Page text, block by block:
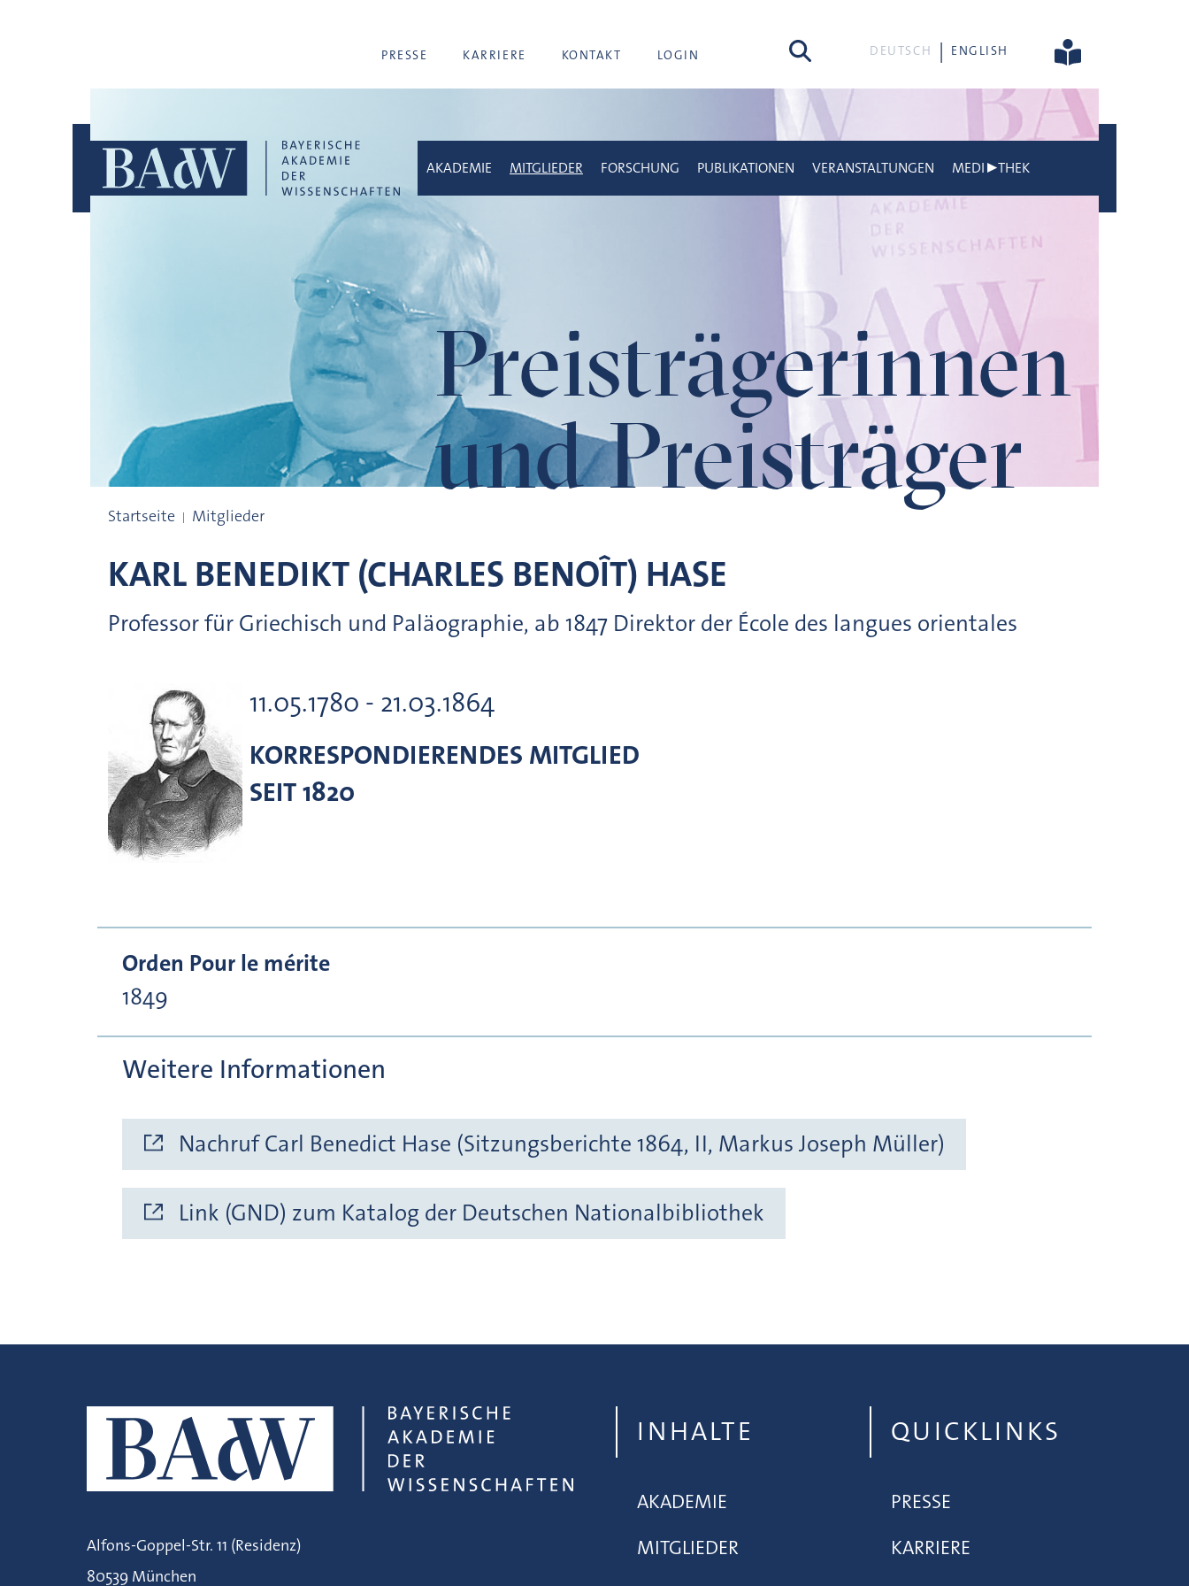
PRESSE KARRIERE KONTAKT LOGIN Suche DEUTSCH ENGLISH
Preisträgerinnen
und Preisträger
AKADEMIE MITGLIEDER FORSCHUNG PUBLIKATIONEN VERANSTALTUNGEN MEDI▶THEK
Startseite Mitglieder
KARL BENEDIKT (CHARLES BENOÎT) HASE
Professor für Griechisch und Paläographie, ab 1847 Direktor der École des langues orientales
11.05.1780 - 21.03.1864
KORRESPONDIERENDES MITGLIED
SEIT 1820
Orden Pour le mérite
1849
Weitere Informationen
Nachruf Carl Benedict Hase (Sitzungsberichte 1864, II, Markus Joseph Müller)
Link (GND) zum Katalog der Deutschen Nationalbibliothek
Alfons-Goppel-Str. 11 (Residenz)
80539 München
INHALTE
AKADEMIE
MITGLIEDER
QUICKLINKS
PRESSE
KARRIERE